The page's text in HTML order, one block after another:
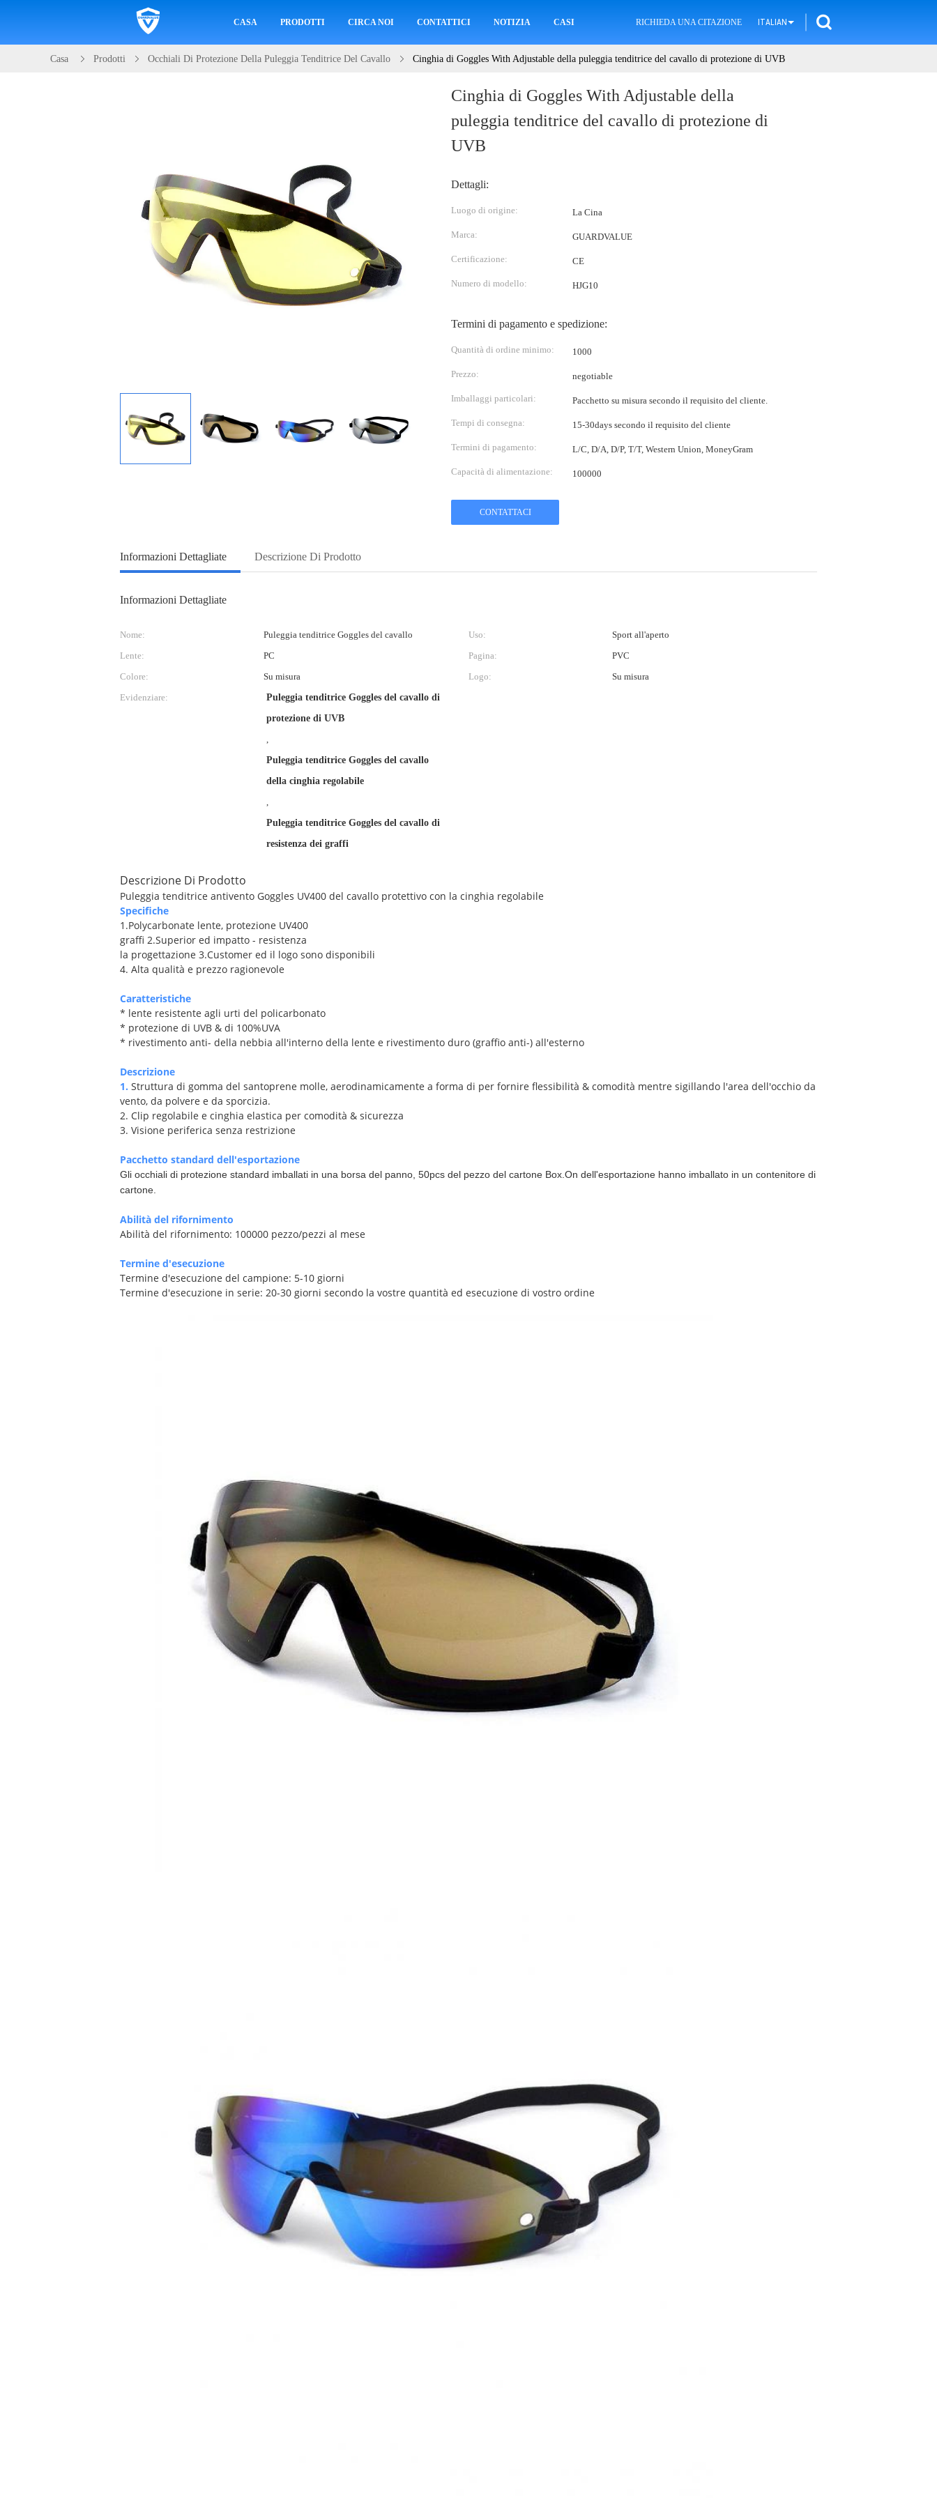
CASA PRODOTTI CIRCA NOI CONTATTICI NOTIZIA CASI RICHIEDA UNA CITAZIONE ITALIAN
Casa Prodotti Occhiali Di Protezione Della Puleggia Tenditrice Del Cavallo Cinghia di Goggles With Adjustable della puleggia tenditrice del cavallo di protezione di UVB
Cinghia di Goggles With Adjustable della
puleggia tenditrice del cavallo di protezione di
UVB
Dettagli:
Luogo di origine: La Cina
Marca: GUARDVALUE
Certificazione: CE
Numero di modello: HJG10
Termini di pagamento e spedizione:
Quantità di ordine minimo: 1000
Prezzo: negotiable
Imballaggi particolari: Pacchetto su misura secondo il requisito del cliente.
Tempi di consegna: 15-30days secondo il requisito del cliente
Termini di pagamento: L/C, D/A, D/P, T/T, Western Union, MoneyGram
Capacità di alimentazione: 100000
CONTATTACI
Informazioni Dettagliate Descrizione Di Prodotto
Informazioni Dettagliate
Nome: Puleggia tenditrice Goggles del cavallo Uso:
Sport all'aperto
Lente:
PC Pagina:
PVC
Colore:
Su misura Logo:
Su misura
Evidenziare:
Puleggia tenditrice Goggles del cavallo di
protezione di UVB
,
Puleggia tenditrice Goggles del cavallo
della cinghia regolabile
,
Puleggia tenditrice Goggles del cavallo di
resistenza dei graffi
Descrizione Di Prodotto
Puleggia tenditrice antivento Goggles UV400 del cavallo protettivo con la cinghia regolabile
Specifiche
1.Polycarbonate lente, protezione UV400
graffi 2.Superior ed impatto - resistenza
la progettazione 3.Customer ed il logo sono disponibili
4. Alta qualità e prezzo ragionevole
Caratteristiche
* lente resistente agli urti del policarbonato
* protezione di UVB & di 100%UVA
* rivestimento anti- della nebbia all'interno della lente e rivestimento duro (graffio anti-) all'esterno
Descrizione
1. Struttura di gomma del santoprene molle, aerodinamicamente a forma di per fornire flessibilità & comodità mentre sigillando l'area dell'occhio da
vento, da polvere e da sporcizia.
2. Clip regolabile e cinghia elastica per comodità & sicurezza
3. Visione periferica senza restrizione
Pacchetto standard dell'esportazione
Gli occhiali di protezione standard imballati in una borsa del panno, 50pcs del pezzo del cartone Box.On dell'esportazione hanno imballato in un contenitore di
cartone.
Abilità del rifornimento
Abilità del rifornimento: 100000 pezzo/pezzi al mese
Termine d'esecuzione
Termine d'esecuzione del campione: 5-10 giorni
Termine d'esecuzione in serie: 20-30 giorni secondo la vostre quantità ed esecuzione di vostro ordine